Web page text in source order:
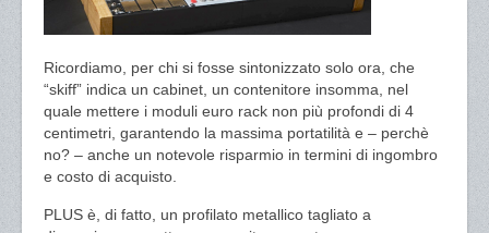
Ricordiamo, per chi si fosse sintonizzato solo ora, che
“skiff” indica un cabinet, un contenitore insomma, nel
quale mettere i moduli euro rack non più profondi di 4
centimetri, garantendo la massima portatilità e – perchè
no? – anche un notevole risparmio in termini di ingombro
e costo di acquisto.
PLUS è, di fatto, un profilato metallico tagliato a